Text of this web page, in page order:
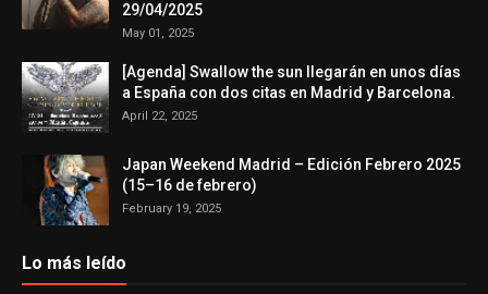
29/04/2025
May 01, 2025
[Agenda] Swallow the sun llegarán en unos días
a España con dos citas en Madrid y Barcelona.
April 22, 2025
Japan Weekend Madrid – Edición Febrero 2025
(15–16 de febrero)
February 19, 2025
Lo más leído